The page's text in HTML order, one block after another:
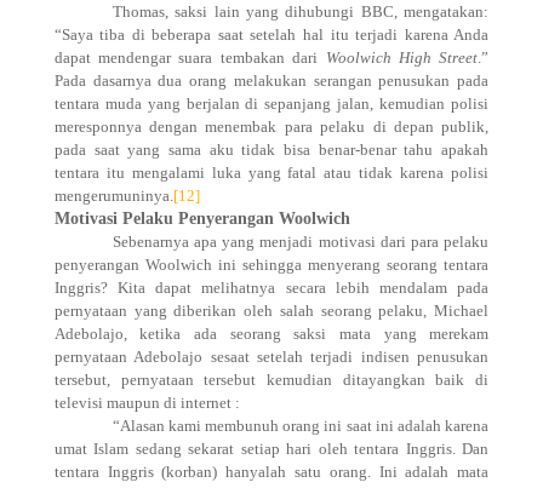
Thomas, saksi lain yang dihubungi BBC, mengatakan:
“Saya tiba di beberapa saat setelah hal itu terjadi karena Anda
dapat mendengar suara tembakan dari Woolwich High Street.”
Pada dasarnya dua orang melakukan serangan penusukan pada
tentara muda yang berjalan di sepanjang jalan, kemudian polisi
meresponnya dengan menembak para pelaku di depan publik,
pada saat yang sama aku tidak bisa benar-benar tahu apakah
tentara itu mengalami luka yang fatal atau tidak karena polisi
mengerumuninya.[12]
Motivasi Pelaku Penyerangan Woolwich
Sebenarnya apa yang menjadi motivasi dari para pelaku
penyerangan Woolwich ini sehingga menyerang seorang tentara
Inggris? Kita dapat melihatnya secara lebih mendalam pada
pernyataan yang diberikan oleh salah seorang pelaku, Michael
Adebolajo, ketika ada seorang saksi mata yang merekam
pernyataan Adebolajo sesaat setelah terjadi indisen penusukan
tersebut, pernyataan tersebut kemudian ditayangkan baik di
televisi maupun di internet :
“Alasan kami membunuh orang ini saat ini adalah karena
umat Islam sedang sekarat setiap hari oleh tentara Inggris. Dan
tentara Inggris (korban) hanyalah satu orang. Ini adalah mata